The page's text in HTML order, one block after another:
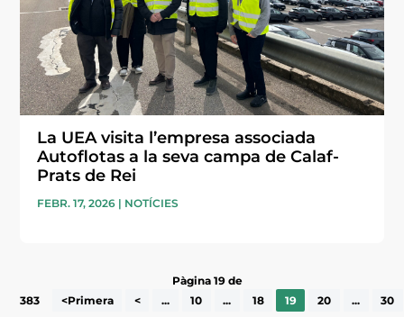
La UEA visita l’empresa associada
Autoflotas a la seva campa de Calaf-
Prats de Rei
FEBR. 17, 2026 | NOTÍCIES
Pàgina 19 de
383
<Primera < ... 10 ... 18 19 20 ... 30